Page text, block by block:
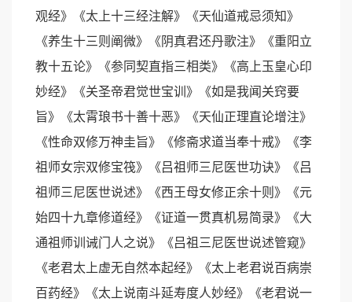
观经》《太上十三经注解》《天仙道戒忌须知》
《养生十三则阐微》《阴真君还丹歌注》《重阳立
教十五论》《参同契直指三相类》《高上玉皇心印
妙经》《关圣帝君觉世宝训》《如是我闻关窍要
旨》《太霄琅书十善十恶》《天仙正理直论增注》
《性命双修万神圭旨》《修斋求道当奉十戒》《李
祖师女宗双修宝筏》《吕祖师三尼医世功诀》《吕
祖师三尼医世说述》《西王母女修正余十则》《元
始四十九章修道经》《证道一贯真机易简录》《大
通祖师训诫门人之说》《吕祖三尼医世说述管窥》
《老君太上虚无自然本起经》《太上老君说百病崇
百药经》《太上说南斗延寿度人妙经》《老君说一